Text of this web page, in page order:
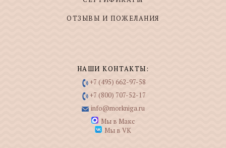
ОТЗЫВЫ И ПОЖЕЛАНИЯ
НАШИ КОНТАКТЫ:
+7 (495) 662-97-58
+7 (800) 707-52-17
info@morkniga.ru
Мы в Макс
Мы в VK